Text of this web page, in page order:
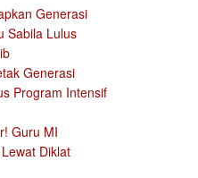
Generasi
Sabila Lulus
Generasi
Program Intensif
Guru MI
Diklat